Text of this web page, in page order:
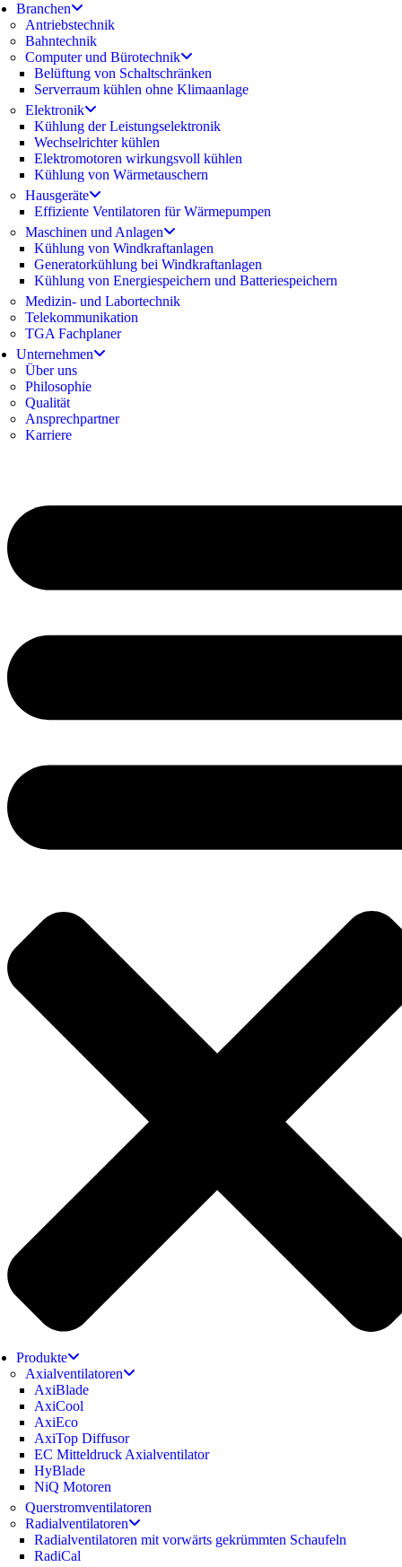
Branchen
Antriebstechnik
Bahntechnik
Computer und Bürotechnik
Belüftung von Schaltschränken
Serverraum kühlen ohne Klimaanlage
Elektronik
Kühlung der Leistungselektronik
Wechselrichter kühlen
Elektromotoren wirkungsvoll kühlen
Kühlung von Wärmetauschern
Hausgeräte
Effiziente Ventilatoren für Wärmepumpen
Maschinen und Anlagen
Kühlung von Windkraftanlagen
Generatorkühlung bei Windkraftanlagen
Kühlung von Energiespeichern und Batteriespeichern
Medizin- und Labortechnik
Telekommunikation
TGA Fachplaner
Unternehmen
Über uns
Philosophie
Qualität
Ansprechpartner
Karriere
Produkte
Axialventilatoren
AxiBlade
AxiCool
AxiEco
AxiTop Diffusor
EC Mitteldruck Axialventilator
HyBlade
NiQ Motoren
Querstromventilatoren
Radialventilatoren
Radialventilatoren mit vorwärts gekrümmten Schaufeln
RadiCal